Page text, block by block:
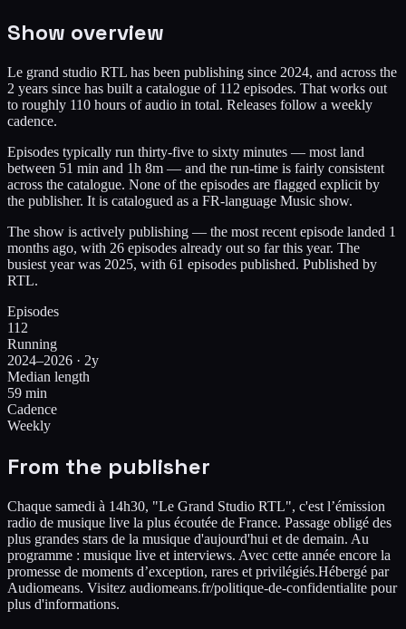
Show overview
Le grand studio RTL has been publishing since 2024, and across the
2 years since has built a catalogue of 112 episodes. That works out
to roughly 110 hours of audio in total. Releases follow a weekly
cadence.
Episodes typically run thirty-five to sixty minutes — most land
between 51 min and 1h 8m — and the run-time is fairly consistent
across the catalogue. None of the episodes are flagged explicit by
the publisher. It is catalogued as a FR-language Music show.
The show is actively publishing — the most recent episode landed 1
months ago, with 26 episodes already out so far this year. The
busiest year was 2025, with 61 episodes published. Published by
RTL.
Episodes
112
Running
2024–2026 · 2y
Median length
59 min
Cadence
Weekly
From the publisher
Chaque samedi à 14h30, "Le Grand Studio RTL", c'est l’émission
radio de musique live la plus écoutée de France. Passage obligé des
plus grandes stars de la musique d'aujourd'hui et de demain. Au
programme : musique live et interviews. Avec cette année encore la
promesse de moments d’exception, rares et privilégiés.Hébergé par
Audiomeans. Visitez audiomeans.fr/politique-de-confidentialite pour
plus d'informations.